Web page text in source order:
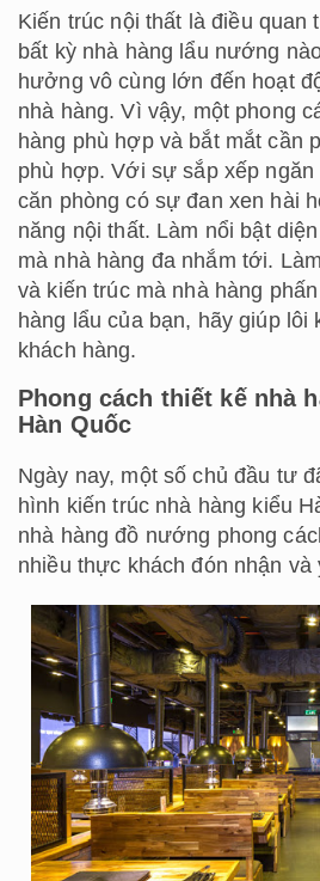
Kiến trúc nội thất là điều quan
bất kỳ nhà hàng lẩu nướng
hưởng vô cùng lớn đến hoạt
nhà hàng. Vì vậy, một phong
hàng phù hợp và bắt mắt cần
phù hợp. Với sự sắp xếp ngăn
căn phòng có sự đan xen hài
năng nội thất. Làm nổi bật
mà nhà hàng đa nhắm tới.
và kiến trúc mà nhà hàng
hàng lẩu của bạn, hãy giúp lôi
khách hàng.
Phong cách thiết kế nhà
Hàn Quốc
Ngày nay, một số chủ đầu tư
hình kiến trúc nhà hàng kiểu
nhà hàng đồ nướng phong
nhiều thực khách đón nhận và